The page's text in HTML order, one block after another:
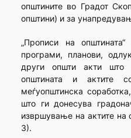
општините во Градот
општини) и за
„Прописи на
програми, планови,
други општи акти што
општината и актите
меѓуопштинска
што ги донесува
извршување на актите на
3).